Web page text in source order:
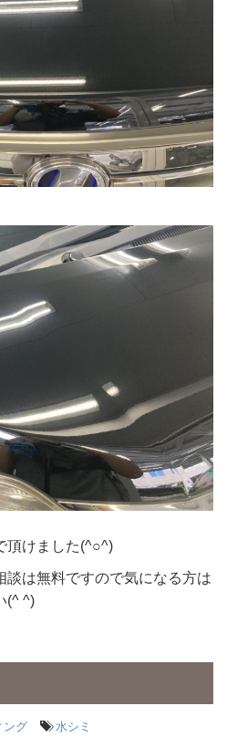
頂けました(^○^)
談は無料ですので気になる方は
(^ ^)
ング 水シミ